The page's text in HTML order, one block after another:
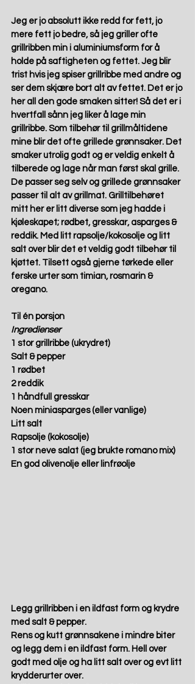
Jeg er jo absolutt ikke redd for fett, jo
mere fett jo bedre, så jeg griller ofte
grillribben min i aluminiumsform for å
holde på saftigheten og fettet. Jeg blir
trist hvis jeg spiser grillribbe med andre og
ser dem skjære bort alt av fettet. Det er jo
her all den gode smaken sitter! Så det er i
hvertfall sånn jeg liker å lage min
grillribbe. Som tilbehør til grillmåltidene
mine blir det ofte grillede grønnsaker. Det
smaker utrolig godt og er veldig enkelt å
tilberede og lage når man først skal grille.
De passer seg selv og grillede grønnsaker
passer til alt av grillmat. Grilltilbehøret
mitt her er litt diverse som jeg hadde i
kjøleskapet; rødbet, gresskar, asparges &
reddik. Med litt rapsolje/kokosolje og litt
salt over blir det et veldig godt tilbehør til
kjøttet. Tilsett også gjerne tørkede eller
ferske urter som timian, rosmarin &
oregano.
Til én porsjon
Ingredienser
1 stor grillribbe (ukrydret)
Salt & pepper
1 rødbet
2 reddik
1 håndfull gresskar
Noen miniasparges (eller vanlige)
Litt salt
Rapsolje (kokosolje)
1 stor neve salat (jeg brukte romano mix)
En god olivenolje eller linfrøolje
Legg grillribben i en ildfast form og krydre
med salt & pepper.
Rens og kutt grønnsakene i mindre biter
og legg dem i en ildfast form. Hell over
godt med olje og ha litt salt over og evt litt
krydderurter over.